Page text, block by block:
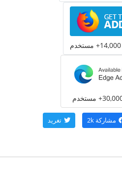
14,000+ مستخدم
مستخدم
مشاركة 2k تغريد